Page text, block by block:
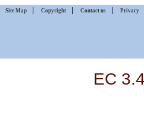
Site Map Copyright Contact us Privacy
EC